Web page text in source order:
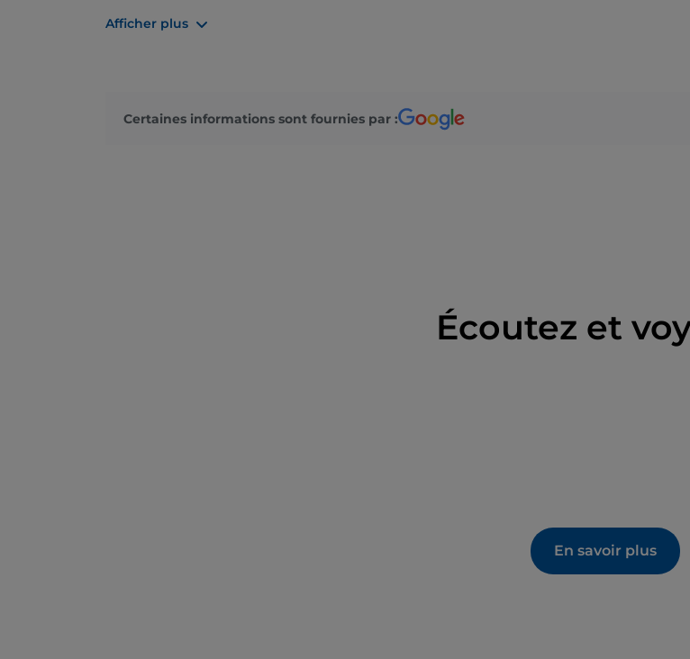
verdoyante d'une végétation méditerranéenne luxuriante qui crée une
Dotée d'un parking et d'un service de parasols et de transats, elle se trouve à
Afficher plus
Certaines informations sont fournies par :
Écoutez et
En savoir plus